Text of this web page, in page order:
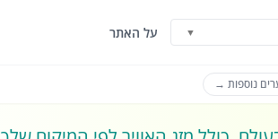
▼ על האתר
נוספות →